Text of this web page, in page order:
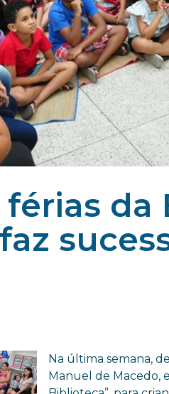
da
Na última semana,
Manuel de Macedo,